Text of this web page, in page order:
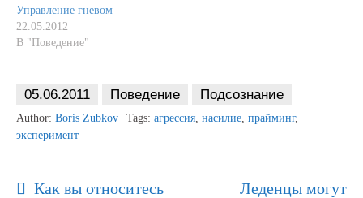
Управление гневом
22.05.2012
В "Поведение"
05.06.2011 Поведение Подсознание
Author: Boris Zubkov Tags: агрессия, насилие, прайминг,
эксперимент
PostКак вы относитесь
Леденцы могут